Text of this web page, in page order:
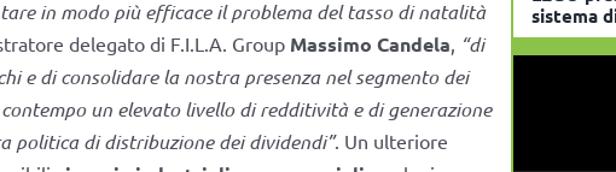
in modo più efficace il problema del tasso di natalità
delegato di F.I.L.A. Group Massimo Candela “di
e di consolidare la nostra presenza nel segmento dei
un elevato livello di redditività e di generazione
politica di distribuzione dei dividendi”. Un ulteriore
sistema